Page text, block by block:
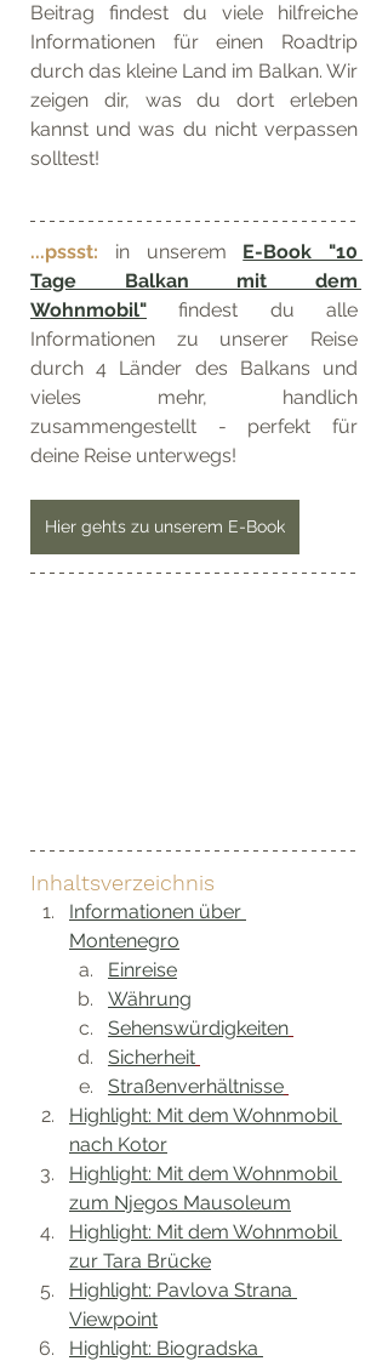
Beitrag findest du viele hilfreiche
Informationen für einen Roadtrip
durch das kleine Land im Balkan. Wir
zeigen dir, was du dort erleben
kannst und was du nicht verpassen
solltest!
...pssst: in unserem E-Book "10
Tage Balkan mit dem
Wohnmobil" findest du alle
Informationen zu unserer Reise
durch 4 Länder des Balkans und
vieles mehr, handlich
zusammengestellt - perfekt für
deine Reise unterwegs!
Hier gehts zu unserem E-Book
Inhaltsverzeichnis
Informationen über
Montenegro
Einreise
Währung
Sehenswürdigkeiten
Sicherheit
Straßenverhältnisse
Highlight: Mit dem Wohnmobil
nach Kotor
Highlight: Mit dem Wohnmobil
zum Njegos Mausoleum
Highlight: Mit dem Wohnmobil
zur Tara Brücke
Highlight: Pavlova Strana
Viewpoint
Highlight: Biogradska